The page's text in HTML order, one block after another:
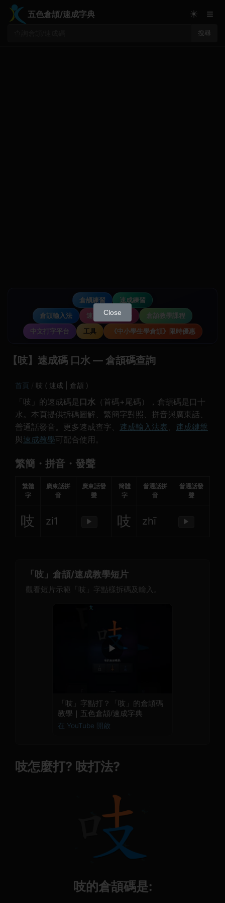
五色倉頡/速成字典
搜尋
☀ ≡
倉頡練習
速成練習
倉頡輸入法
速成輸入法教學
倉頡教學課程
中文打字平台
工具 《中小學生學倉頡》限時優惠
【吱】速成碼 口水 — 倉頡碼查詢
首頁 吱 ( 速成 | 倉頡 )
「吱」的速成碼是 口水 （首碼+尾碼），倉頡碼是口十
水。本頁提供拆碼圖解、繁簡字對照、拼音與廣東話、
普通話發音。更多速成查字、 速成輸入法表、 速成鍵盤
與速成教學可配合使用。
繁簡・拼音・發聲
繁體
字
廣東話拼
音
廣東話發
聲
簡體
字
普通話拼
音
普通話發
聲
吱 zi1 ▶ 吱 zhī ▶
「吱」倉頡/速成教學短片
觀看短片示範「吱」字點樣拆碼及輸入。
▶
「吱」字點打？「吱」的倉頡碼
教學｜五色倉頡/速成字典
在 YouTube 開啟
吱怎麼打? 吱打法?
吱的倉頡碼是:
Close